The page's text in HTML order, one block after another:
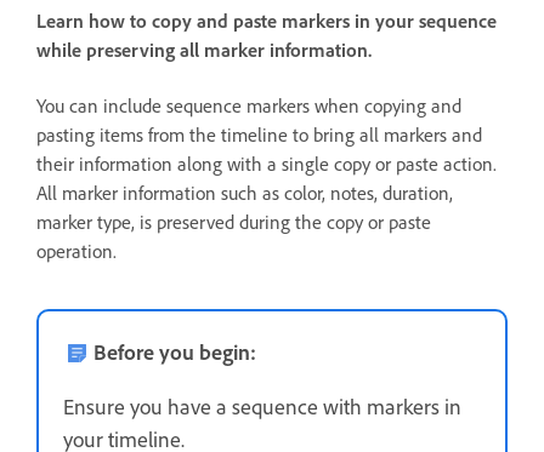
Learn how to copy and paste markers in your sequence
while preserving all marker information.
You can include sequence markers when copying and
pasting items from the timeline to bring all markers and
their information along with a single copy or paste action.
All marker information such as color, notes, duration,
marker type, is preserved during the copy or paste
operation.
Before you begin:
Ensure you have a sequence with markers in
your timeline.